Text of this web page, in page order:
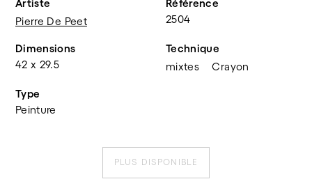
Artiste
Pierre De Peet
Référence
2504
Dimensions
42 x 29.5
Technique
mixtes
Crayon
Type
Peinture
PLUS DISPONIBLE